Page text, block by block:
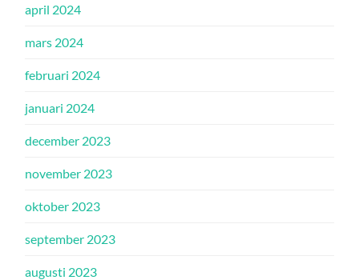
april 2024
mars 2024
februari 2024
januari 2024
december 2023
november 2023
oktober 2023
september 2023
augusti 2023